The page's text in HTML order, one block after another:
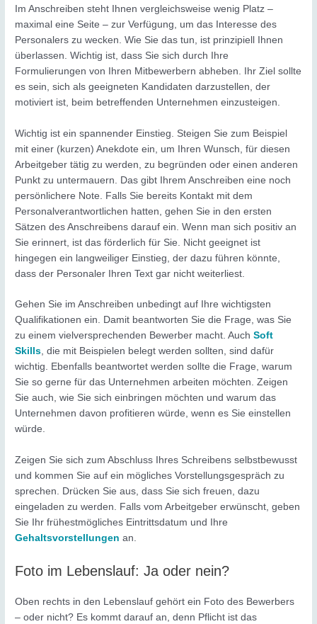
Im Anschreiben steht Ihnen vergleichsweise wenig Platz –
maximal eine Seite – zur Verfügung, um das Interesse des
Personalers zu wecken. Wie Sie das tun, ist prinzipiell Ihnen
überlassen. Wichtig ist, dass Sie sich durch Ihre
Formulierungen von Ihren Mitbewerbern abheben. Ihr Ziel sollte
es sein, sich als geeigneten Kandidaten darzustellen, der
motiviert ist, beim betreffenden Unternehmen einzusteigen.
Wichtig ist ein spannender Einstieg. Steigen Sie zum Beispiel
mit einer (kurzen) Anekdote ein, um Ihren Wunsch, für diesen
Arbeitgeber tätig zu werden, zu begründen oder einen anderen
Punkt zu untermauern. Das gibt Ihrem Anschreiben eine noch
persönlichere Note. Falls Sie bereits Kontakt mit dem
Personalverantwortlichen hatten, gehen Sie in den ersten
Sätzen des Anschreibens darauf ein. Wenn man sich positiv an
Sie erinnert, ist das förderlich für Sie. Nicht geeignet ist
hingegen ein langweiliger Einstieg, der dazu führen könnte,
dass der Personaler Ihren Text gar nicht weiterliest.
Gehen Sie im Anschreiben unbedingt auf Ihre wichtigsten
Qualifikationen ein. Damit beantworten Sie die Frage, was Sie
zu einem vielversprechenden Bewerber macht. AuchSoft
Skills, die mit Beispielen belegt werden sollten, sind dafür
wichtig. Ebenfalls beantwortet werden sollte die Frage, warum
Sie so gerne für das Unternehmen arbeiten möchten. Zeigen
Sie auch, wie Sie sich einbringen möchten und warum das
Unternehmen davon profitieren würde, wenn es Sie einstellen
würde.
Zeigen Sie sich zum Abschluss Ihres Schreibens selbstbewusst
und kommen Sie auf ein mögliches Vorstellungsgespräch zu
sprechen. Drücken Sie aus, dass Sie sich freuen, dazu
eingeladen zu werden. Falls vom Arbeitgeber erwünscht, geben
Sie Ihr frühestmögliches Eintrittsdatum und Ihre
Gehaltsvorstellungen an.
Foto im Lebenslauf: Ja oder nein?
Oben rechts in den Lebenslauf gehört ein Foto des Bewerbers
– oder nicht? Es kommt darauf an, denn Pflicht ist das